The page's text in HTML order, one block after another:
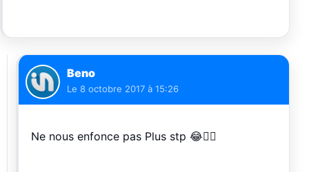
Beno
Le 8 octobre 2017 à 15:26
Ne nous enfonce pas Plus stp 😂✋🏻